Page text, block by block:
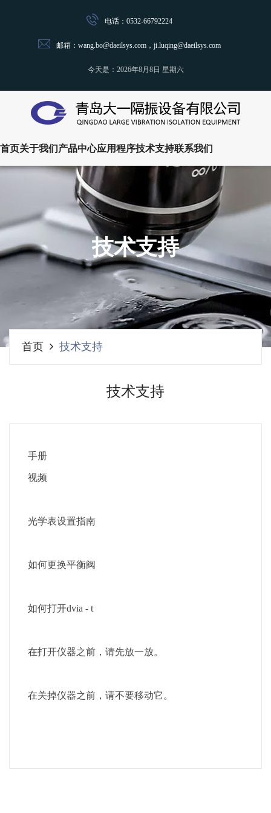
电话：0532-66792224
邮箱：wang.bo@daeilsys.com，ji.luqing@daeilsys.com
今天是： 2026年8月8日 星期六
首页关于我们产品中心应用程序技术支持联系我们
技术支持
首页 技术支持
技术支持
手册
视频
光学表设置指南
如何更换平衡阀
如何打开dvia - t
在打开仪器之前，请先放一放。
在关掉仪器之前，请不要移动它。